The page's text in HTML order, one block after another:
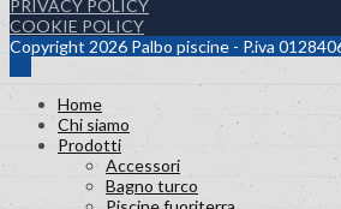
PRIVACY POLICY
COOKIE POLICY
Copyright 2026 Palbo piscine - P.iva
Home
Chi siamo
Prodotti
Accessori
Bagno turco